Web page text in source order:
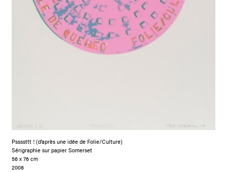
Pssssttt ! (d’après une idée de Folie/Culture)
Sérigraphie sur papier Somerset
56 x 76 cm
2008